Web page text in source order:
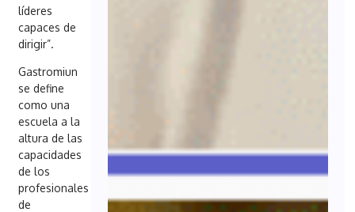
líderes
capaces de
dirigir”.
Gastromiun
se define
como una
escuela a la
altura de las
capacidades
de los
profesionales
de